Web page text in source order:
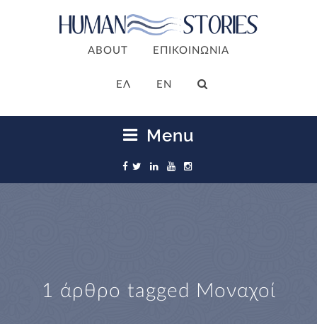
ABOUT ΕΠΙΚΟΙΝΩΝΙΑ
ΕΛ EN
Menu
1 άρθρο tagged Μοναχοί